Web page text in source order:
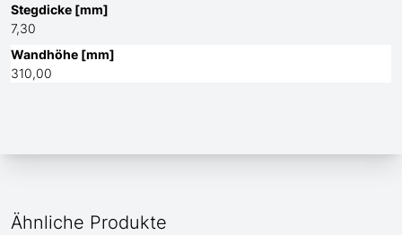
Stegdicke [mm]
7,30
Wandhöhe [mm]
310,00
Ähnliche Produkte